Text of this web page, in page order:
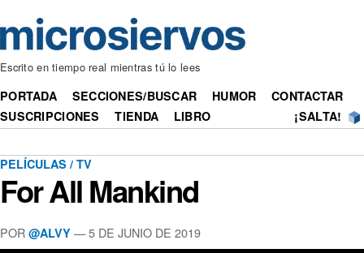
Escrito en tiempo real mientras tú lo lees
PORTADA SECCIONES/BUSCAR HUMOR
CONTACTAR
SUSCRIPCIONES
TIENDA LIBRO ¡SALTA!
PELÍCULAS / TV
For All Mankind
POR @ALVY — 5 DE JUNIO DE 2019